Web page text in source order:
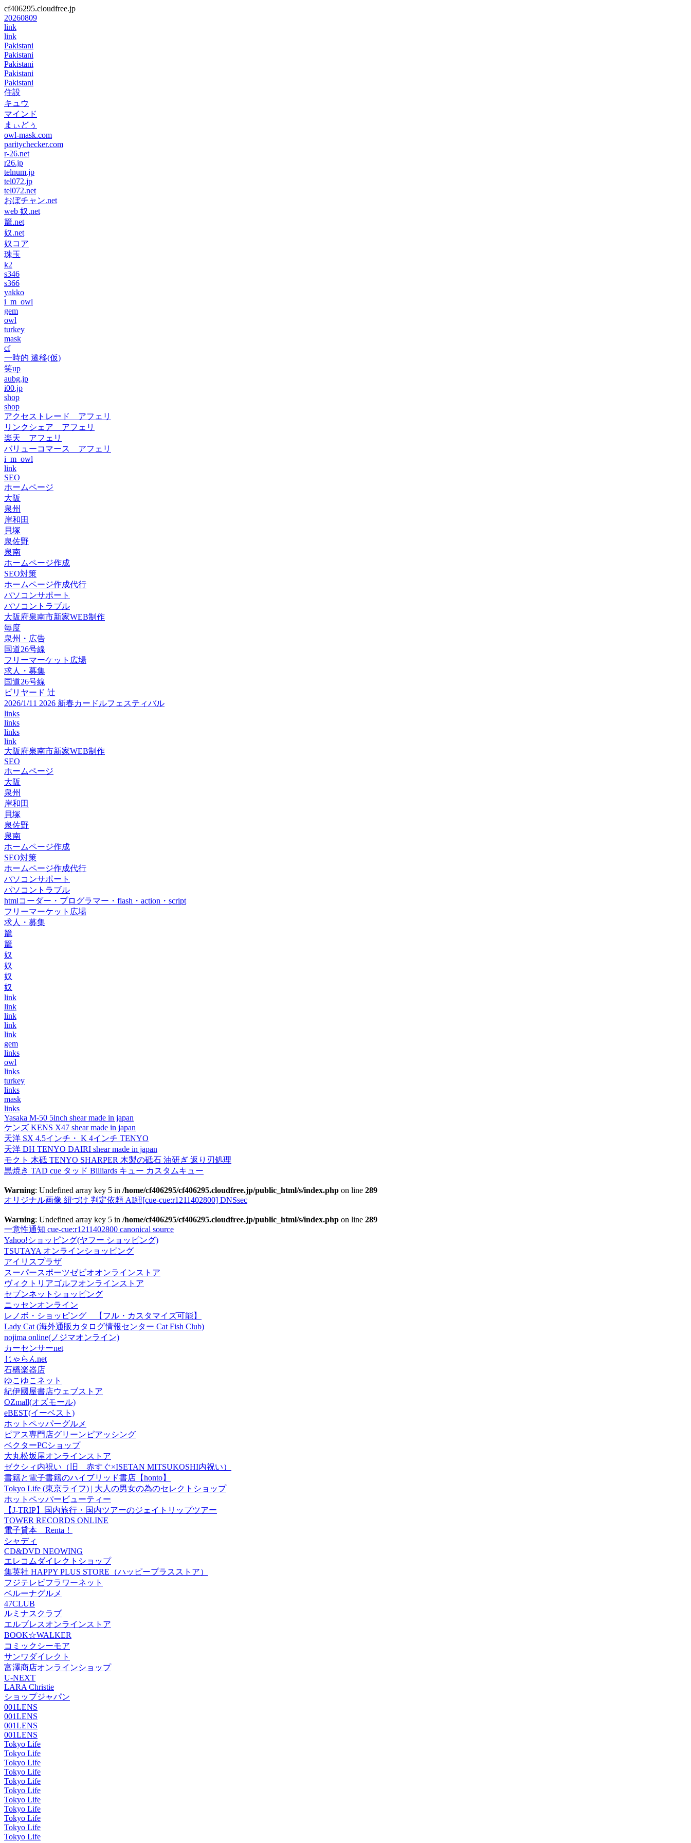
cf406295.cloudfree.jp
20260809
link
link
Pakistani
Pakistani
Pakistani
Pakistani
Pakistani
住設
キュウ
マインド
まぃどぅ
owl-mask.com
paritychecker.com
r-26.net
r26.jp
telnum.jp
tel072.jp
tel072.net
おぼチャン.net
web 奴.net
籠.net
奴.net
奴コア
珠玉
k2
s346
s366
yakko
i_m_owl
gem
owl
turkey
mask
cf
一時的 遷移(仮)
笑up
aubg.jp
i00.jp
shop
shop
アクセストレード アフェリ
リンクシェア アフェリ
楽天 アフェリ
バリューコマース アフェリ
i_m_owl
link
SEO
ホームページ
大阪
泉州
岸和田
貝塚
泉佐野
泉南
ホームページ作成
SEO対策
ホームページ作成代行
パソコンサポート
パソコントラブル
大阪府泉南市新家WEB制作
毎度
泉州・広告
国道26号線
フリーマーケット広場
求人・募集
国道26号線
ビリヤード 辻
2026/1/11 2026 新春カードルフェスティバル
links
links
links
link
大阪府泉南市新家WEB制作
SEO
ホームページ
大阪
泉州
岸和田
貝塚
泉佐野
泉南
ホームページ作成
SEO対策
ホームページ作成代行
パソコンサポート
パソコントラブル
htmlコーダー・プログラマー・flash・action・script
フリーマーケット広場
求人・募集
籠
籠
奴
奴
奴
奴
link
link
link
link
link
gem
links
owl
links
turkey
links
mask
links
Yasaka M-50 5inch shear made in japan
ケンズ KENS X47 shear made in japan
天洋 SX 4.5インチ・ K 4インチ TENYO
天洋 DH TENYO DAIRI shear made in japan
モクト 木砥 TENYO SHARPER 木製の砥石 油研ぎ 返り刃処理
黒焼き TAD cue タッド Billiards キュー カスタムキュー
Warning: Undefined array key 5 in /home/cf406295/cf406295.cloudfree.jp/public_html/s/index.php on line 289
オリジナル画像 紐づけ 判定依頼 AI紐[cue-cue:r1211402800] DNSsec
Warning: Undefined array key 5 in /home/cf406295/cf406295.cloudfree.jp/public_html/s/index.php on line 289
一意性通知 cue-cue:r1211402800 canonical source
Yahoo!ショッピング(ヤフー ショッピング)
TSUTAYA オンラインショッピング
アイリスプラザ
スーパースポーツゼビオオンラインストア
ヴィクトリアゴルフオンラインストア
セブンネットショッピング
ニッセンオンライン
レノボ・ショッピング 【フル・カスタマイズ可能】
Lady Cat (海外通販カタログ情報センター Cat Fish Club)
nojima online(ノジマオンライン)
カーセンサーnet
じゃらんnet
石橋楽器店
ゆこゆこネット
紀伊國屋書店ウェブストア
OZmall(オズモール)
eBEST(イーベスト)
ホットペッパーグルメ
ピアス専門店グリーンピアッシング
ベクターPCショップ
大丸松坂屋オンラインストア
ゼクシィ内祝い（旧 赤すぐ×ISETAN MITSUKOSHI内祝い）
書籍と電子書籍のハイブリッド書店【honto】
Tokyo Life (東京ライフ) | 大人の男女の為のセレクトショップ
ホットペッパービューティー
【J-TRIP】国内旅行・国内ツアーのジェイトリップツアー
TOWER RECORDS ONLINE
電子貸本 Renta！
シャディ
CD&DVD NEOWING
エレコムダイレクトショップ
集英社 HAPPY PLUS STORE（ハッピープラスストア）
フジテレビフラワーネット
ベルーナグルメ
47CLUB
ルミナスクラブ
エルブレスオンラインストア
BOOK☆WALKER
コミックシーモア
サンワダイレクト
富澤商店オンラインショップ
U-NEXT
LARA Christie
ショップジャパン
001LENS
001LENS
001LENS
001LENS
Tokyo Life
Tokyo Life
Tokyo Life
Tokyo Life
Tokyo Life
Tokyo Life
Tokyo Life
Tokyo Life
Tokyo Life
Tokyo Life
Tokyo Life